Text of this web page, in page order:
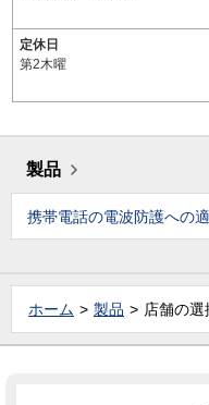
定休日
第2木曜
製品
携帯電話の電波防護への
ホーム 製品 店舗の選